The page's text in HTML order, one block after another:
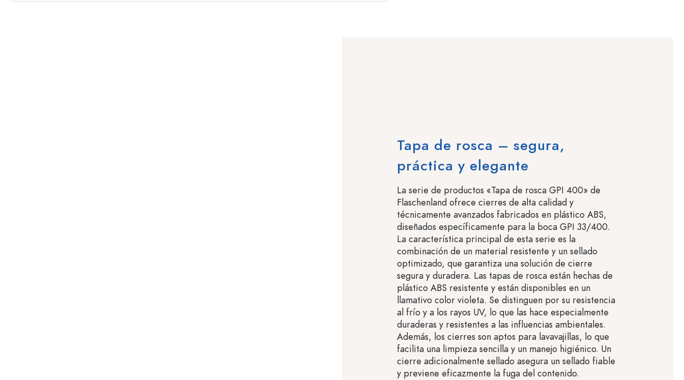
Tapa de rosca – segura,
práctica y elegante
La serie de productos «Tapa de rosca GPI 400» de
Flaschenland ofrece cierres de alta calidad y
técnicamente avanzados fabricados en plástico ABS,
diseñados específicamente para la boca GPI 33/400.
La característica principal de esta serie es la
combinación de un material resistente y un sellado
optimizado, que garantiza una solución de cierre
segura y duradera. Las tapas de rosca están hechas de
plástico ABS resistente y están disponibles en un
llamativo color violeta. Se distinguen por su resistencia
al frío y a los rayos UV, lo que las hace especialmente
duraderas y resistentes a las influencias ambientales.
Además, los cierres son aptos para lavavajillas, lo que
facilita una limpieza sencilla y un manejo higiénico. Un
cierre adicionalmente sellado asegura un sellado fiable
y previene eficazmente la fuga del contenido.